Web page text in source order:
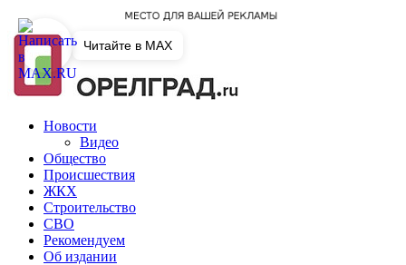
Новости
Видео
Общество
Происшествия
ЖКХ
Строительство
СВО
Рекомендуем
Об издании
Читайте в MAX